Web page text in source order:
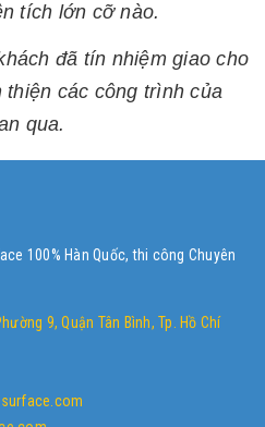
tích lớn cỡ nào.
đã tín nhiệm giao cho
các công trình của
qua.
100% Hàn Quốc, thi công Chuyên
9, Quận Tân Bình, Tp. Hồ Chí